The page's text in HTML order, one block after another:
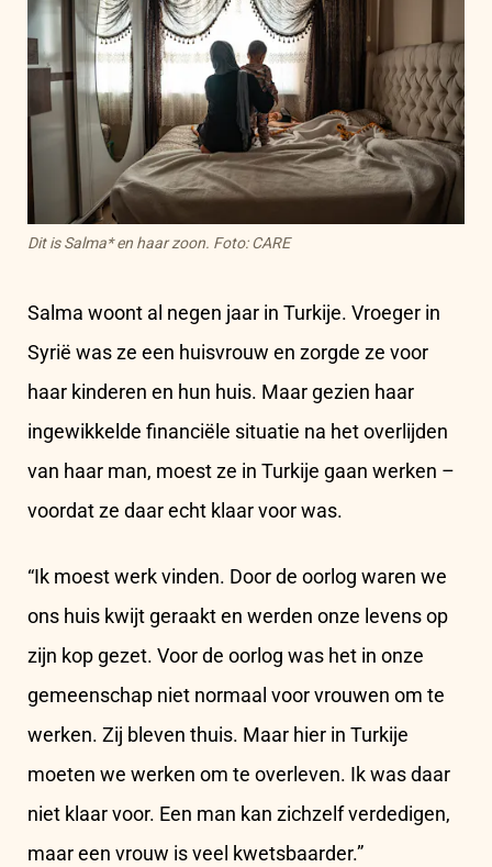
Dit is Salma* en haar zoon. Foto: CARE
Salma woont al negen jaar in Turkije. Vroeger in
Syrië was ze een huisvrouw en zorgde ze voor
haar kinderen en hun huis. Maar gezien haar
ingewikkelde financiële situatie na het overlijden
van haar man, moest ze in Turkije gaan werken –
voordat ze daar echt klaar voor was.
“Ik moest werk vinden. Door de oorlog waren we
ons huis kwijt geraakt en werden onze levens op
zijn kop gezet. Voor de oorlog was het in onze
gemeenschap niet normaal voor vrouwen om te
werken. Zij bleven thuis. Maar hier in Turkije
moeten we werken om te overleven. Ik was daar
niet klaar voor. Een man kan zichzelf verdedigen,
maar een vrouw is veel kwetsbaarder.”